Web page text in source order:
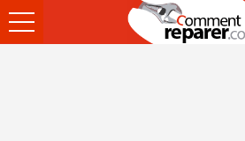
Ouvrir
le